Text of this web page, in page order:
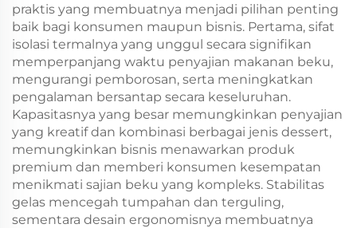
praktis yang membuatnya menjadi pilihan penting
baik bagi konsumen maupun bisnis. Pertama, sifat
isolasi termalnya yang unggul secara signifikan
memperpanjang waktu penyajian makanan beku,
mengurangi pemborosan, serta meningkatkan
pengalaman bersantap secara keseluruhan.
Kapasitasnya yang besar memungkinkan penyajian
yang kreatif dan kombinasi berbagai jenis dessert,
memungkinkan bisnis menawarkan produk
premium dan memberi konsumen kesempatan
menikmati sajian beku yang kompleks. Stabilitas
gelas mencegah tumpahan dan terguling,
sementara desain ergonomisnya membuatnya